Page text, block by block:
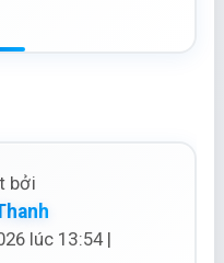
bởi
lúc 13:54 |